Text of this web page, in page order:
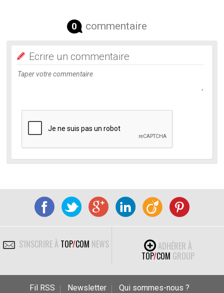
0 commentaire
Ecrire un commentaire
S'INSCRIRE À TOP/COM NEWS
ADHÉRER À
TOP/COM GROUP
Fil RSS Newsletter
Qui sommes-nous ?